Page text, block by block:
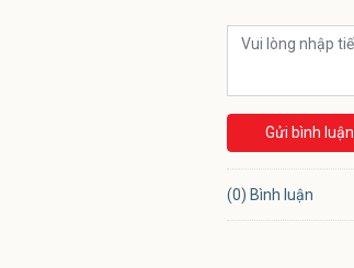
Gửi bình luận
(0) Bình luận